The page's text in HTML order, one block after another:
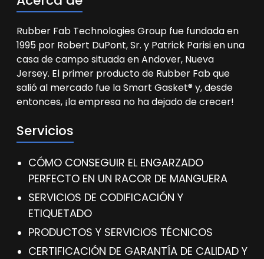
Rubber Fab Technologies Group fue fundada en
1995 por Robert DuPont, Sr. y Patrick Parisi en una
casa de campo situada en Andover, Nueva
Jersey. El primer producto de Rubber Fab que
salió al mercado fue la Smart Gasket® y, desde
entonces, ¡la empresa no ha dejado de crecer!
Servicios
CÓMO CONSEGUIR EL ENGARZADO
PERFECTO EN UN RACOR DE MANGUERA
SERVICIOS DE CODIFICACIÓN Y
ETIQUETADO
PRODUCTOS Y SERVICIOS TÉCNICOS
CERTIFICACIÓN DE GARANTÍA DE CALIDAD Y